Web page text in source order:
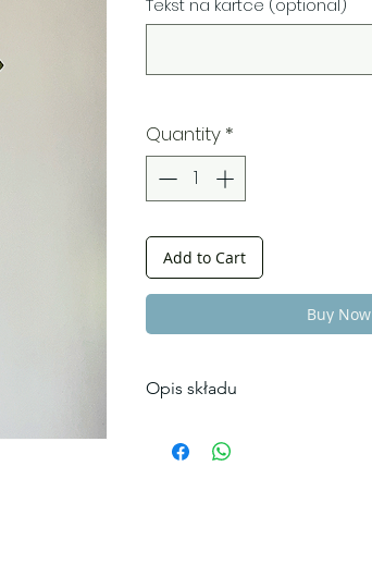
Tekst na kartce (optional)
Quantity *
Add to Cart
Buy Now
Opis składu
9 szt. Słoneczników